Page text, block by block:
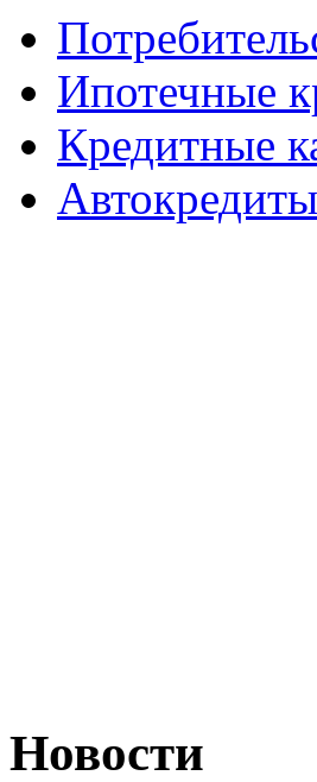
Ипотечные
Кредитные
Автокредиты
Новости